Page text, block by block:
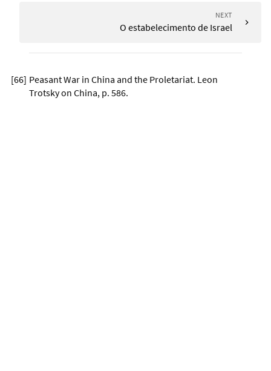
NEXT
O estabelecimento de Israel
[66] Peasant War in China and the Proletariat. Leon
Trotsky on China, p. 586.